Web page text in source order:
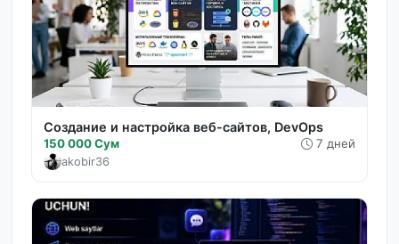
Создание и настройка веб-сайтов, DevOps
150 000 Сум 7 дней
akobir36